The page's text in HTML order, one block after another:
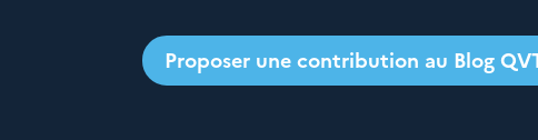
Proposer une contribution au Blog